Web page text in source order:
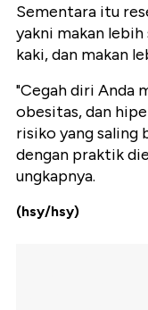
Sementara itu
yakni makan
kaki, dan makan
"Cegah diri Anda
obesitas, dan
risiko yang saling
dengan praktik
ungkapnya.
(hsy/hsy)